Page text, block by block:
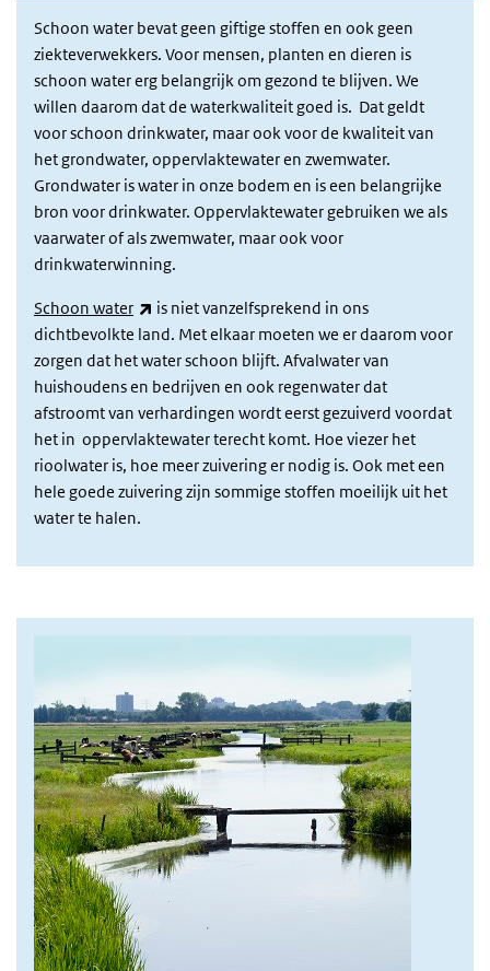
Schoon water bevat geen giftige stoffen en ook geen
ziekteverwekkers. Voor mensen, planten en dieren is
schoon water erg belangrijk om gezond te blijven. We
willen daarom dat de waterkwaliteit goed is. Dat geldt
voor schoon drinkwater, maar ook voor de kwaliteit van
het grondwater, oppervlaktewater en zwemwater.
Grondwater is water in onze bodem en is een belangrijke
bron voor drinkwater. Oppervlaktewater gebruiken we als
vaarwater of als zwemwater, maar ook voor
drinkwaterwinning.
Schoon water (externe link)
is niet vanzelfsprekend in ons
dichtbevolkte land. Met elkaar moeten we er daarom voor
zorgen dat het water schoon blijft. Afvalwater van
huishoudens en bedrijven en ook regenwater dat
afstroomt van verhardingen wordt eerst gezuiverd voordat
het in oppervlaktewater terecht komt. Hoe viezer het
rioolwater is, hoe meer zuivering er nodig is. Ook met een
hele goede zuivering zijn sommige stoffen moeilijk uit het
water te halen.